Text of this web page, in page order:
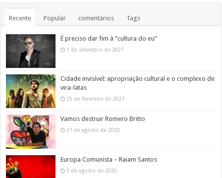
Recente Popular comentários Tags
É preciso dar fim à “cultura do eu”
1 de setembro de 2021
Cidade invisível: apropriação cultural e o complexo de
vira-latas
25 de fevereiro de 2021
Vamos destruir Romero Britto
31 de agosto de 2020
Europa Comunista – Raiam Santos
3 de agosto de 2020